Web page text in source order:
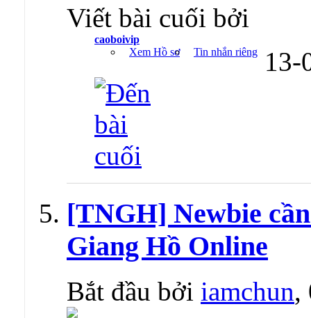
Viết bài cuối bởi
caoboivip
Xem Hồ sơ
Tin nhắn riêng
[TNGH] Newbie
Giang Hồ Online
Bắt đầu bởi iamchun,